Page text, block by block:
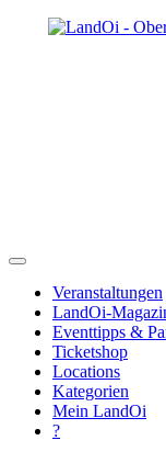
Veranstaltungen
LandOi-
Eventtipps &
Ticketshop
Locations
Kategorien
Mein LandOi
?